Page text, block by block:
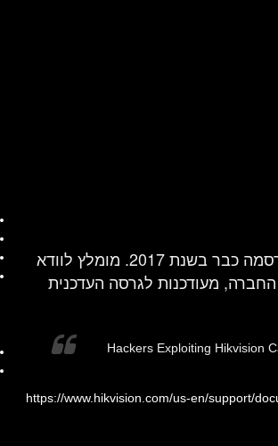
הפגיעות הקריטית, עם ציון CVSS מקסימלי 10.0, פורסמה כבר בשנת 2017. מומלץ לוודא
מעודכנות לגרסה העדכנית
Hackers Exploiting Hikvision
https://www.hikvision.com/us-en/support/